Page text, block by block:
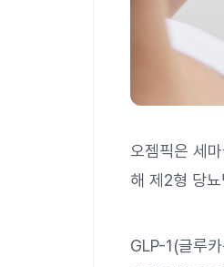
오젬픽은 세
해 제2형 당
GLP-1(글루